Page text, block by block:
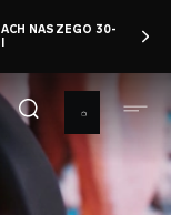
KUP TERAZ